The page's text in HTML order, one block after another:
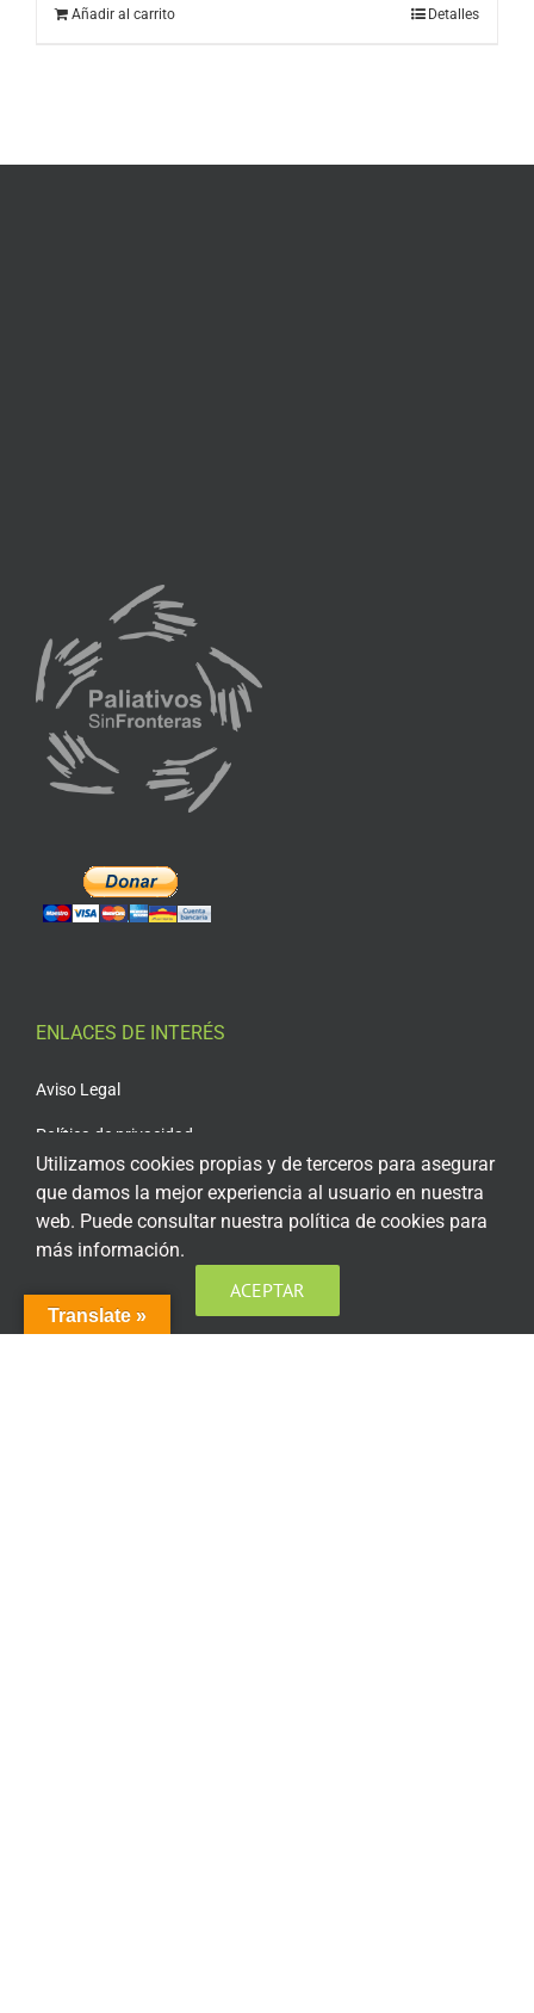
Añadir al carrito Detalles
ENLACES DE INTERÉS
Aviso Legal
Política de privacidad
Política de privacidad Redes Sociales
Política de cookies
Condiciones generales de contratación
Acceso plataforma de teleformación
Translate »
Utilizamos cookies propias y de terceros para asegurar
que damos la mejor experiencia al usuario en nuestra
web. Puede consultar nuestra política de cookies para
más información.
ACEPTAR